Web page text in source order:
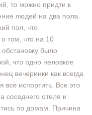
то можно придти к
людей на два пола.
пол, что
о том, что на 10
обстановку было
что одно неловкое
вечеринки как всегда
все испортить. Все это
соседнего отеля и
по домам. Причина